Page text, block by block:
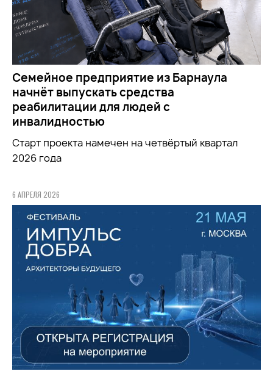
Семейное предприятие из Барнаула
начнёт выпускать средства
реабилитации для людей с
инвалидностью
Старт проекта намечен на четвёртый квартал
2026 года
6 АПРЕЛЯ 2026